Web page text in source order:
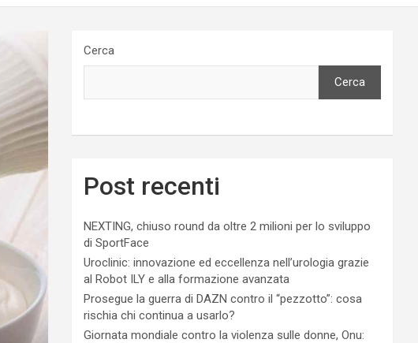
Cerca
Cerca
Post recenti
NEXTING, chiuso round da oltre 2 milioni per lo sviluppo
di SportFace
Uroclinic: innovazione ed eccellenza nell’urologia grazie
al Robot ILY e alla formazione avanzata
Prosegue la guerra di DAZN contro il “pezzotto”: cosa
rischia chi continua a usarlo?
Giornata mondiale contro la violenza sulle donne, Onu: